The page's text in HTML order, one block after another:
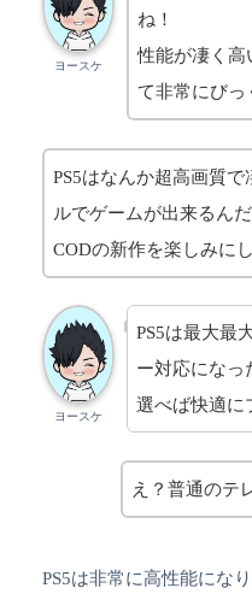
ヨースケ
ね！
性能が凄く高
て非常にびっ
PS5はなんか超高画質で
ルでゲームが出来るん
CODの新作を楽しみに
ヨースケ
PS5は最大最
ー対応になっ
選べば快適に
え？普通のテ
PS5は非常に高性能にな